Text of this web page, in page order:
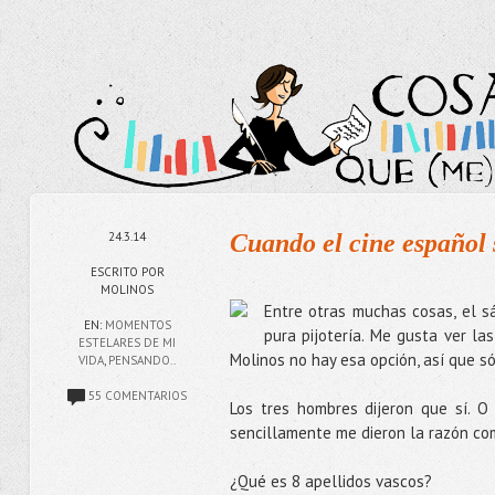
24.3.14
ESCRITO POR
MOLINOS
EN: MOMENTOS
ESTELARES DE MI
VIDA, PENSANDO..
55 COMENTARIOS
Cuando el cine
Entre otras muchas cosas, el
pura pijotería. Me gusta ver
Molinos no hay esa opción, así que
Los tres hombres dijeron que sí.
sencillamente me dieron la razón
¿Qué es 8 apellidos vascos?